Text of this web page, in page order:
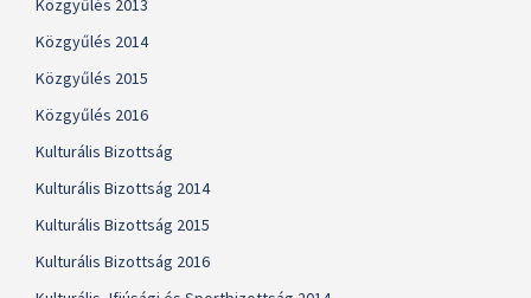
Közgyűlés 2013
Közgyűlés 2014
Közgyűlés 2015
Közgyűlés 2016
Kulturális Bizottság
Kulturális Bizottság 2014
Kulturális Bizottság 2015
Kulturális Bizottság 2016